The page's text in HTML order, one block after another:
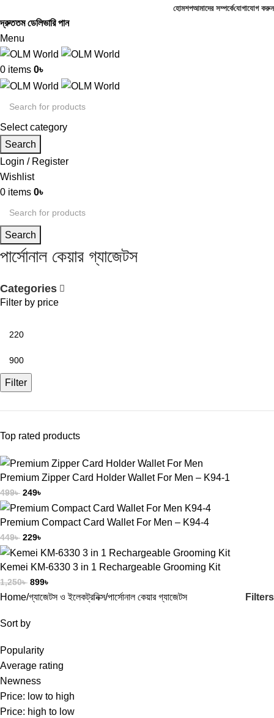
হোমশপআমাদের সম্পর্কেযোগাযোগ করুন
দ্রুততম ডেলিভারি পান
Menu
0 items 0৳
Select category
Search
Login / Register
Wishlist
0 items 0৳
Search
পার্সোনাল কেয়ার গ্যাজেটস
Categories
Filter by price
Filter
Top rated products
Premium Zipper Card Holder Wallet For Men – K94-1
499৳ 249৳
Premium Compact Card Wallet For Men – K94-4
449৳ 229৳
Kemei KM-6330 3 in 1 Rechargeable Grooming Kit
1,250৳ 899৳
Home গ্যাজেটস ও ইলেকট্রনিক্স পার্সোনাল কেয়ার গ্যাজেটস Filters
Sort by
Popularity
Average rating
Newness
Price: low to high
Price: high to low